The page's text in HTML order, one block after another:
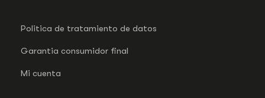
Politica de tratamiento de datos
Garantia consumidor final
Mi cuenta